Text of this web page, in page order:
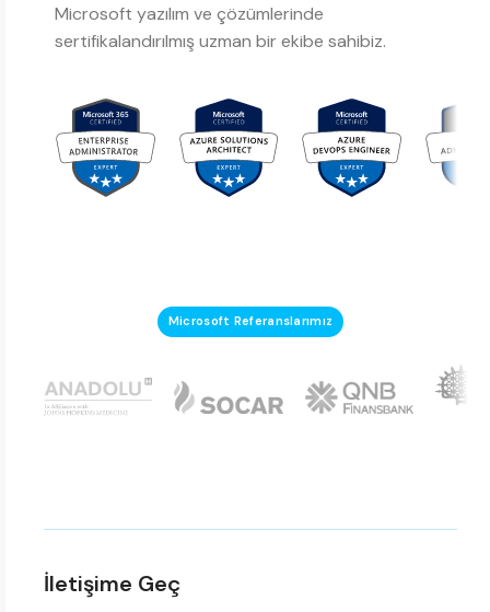
Microsoft yazılım ve çözümlerinde
sertifikalandırılmış uzman bir ekibe sahibiz.
Microsoft Referanslarımız
İletişime Geç